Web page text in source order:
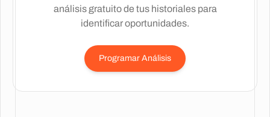
análisis gratuito de tus historiales para
identificar oportunidades.
Programar Análisis